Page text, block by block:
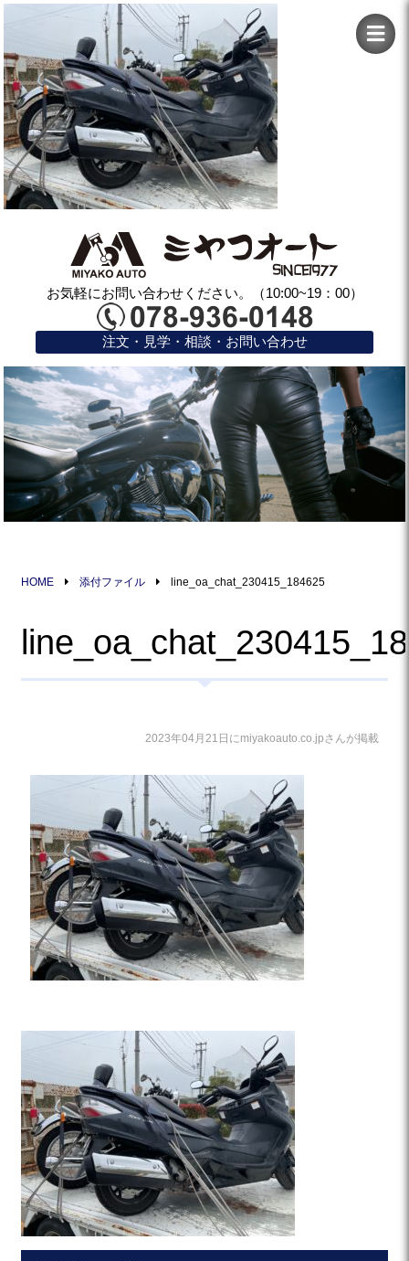
お気軽にお問い合わせください。（10:00~19：00）
注文・見学・相談・お問い合わせ
HOME 添付ファイル line_oa_chat_230415_184625
2023年04月21日にmiyakoauto.co.jpさんが掲載